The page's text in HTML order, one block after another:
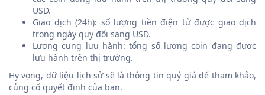
USD.
Giao dịch (24h): số lượng tiền điện tử được giao dịch
trong ngày quy đổi sang USD.
Lượng cung lưu hành: tổng số lượng coin đang được
lưu hành trên thị trường.
Hy vọng, dữ liệu lịch sử sẽ là thông tin quý giá để tham khảo,
củng cố quyết định của bạn.